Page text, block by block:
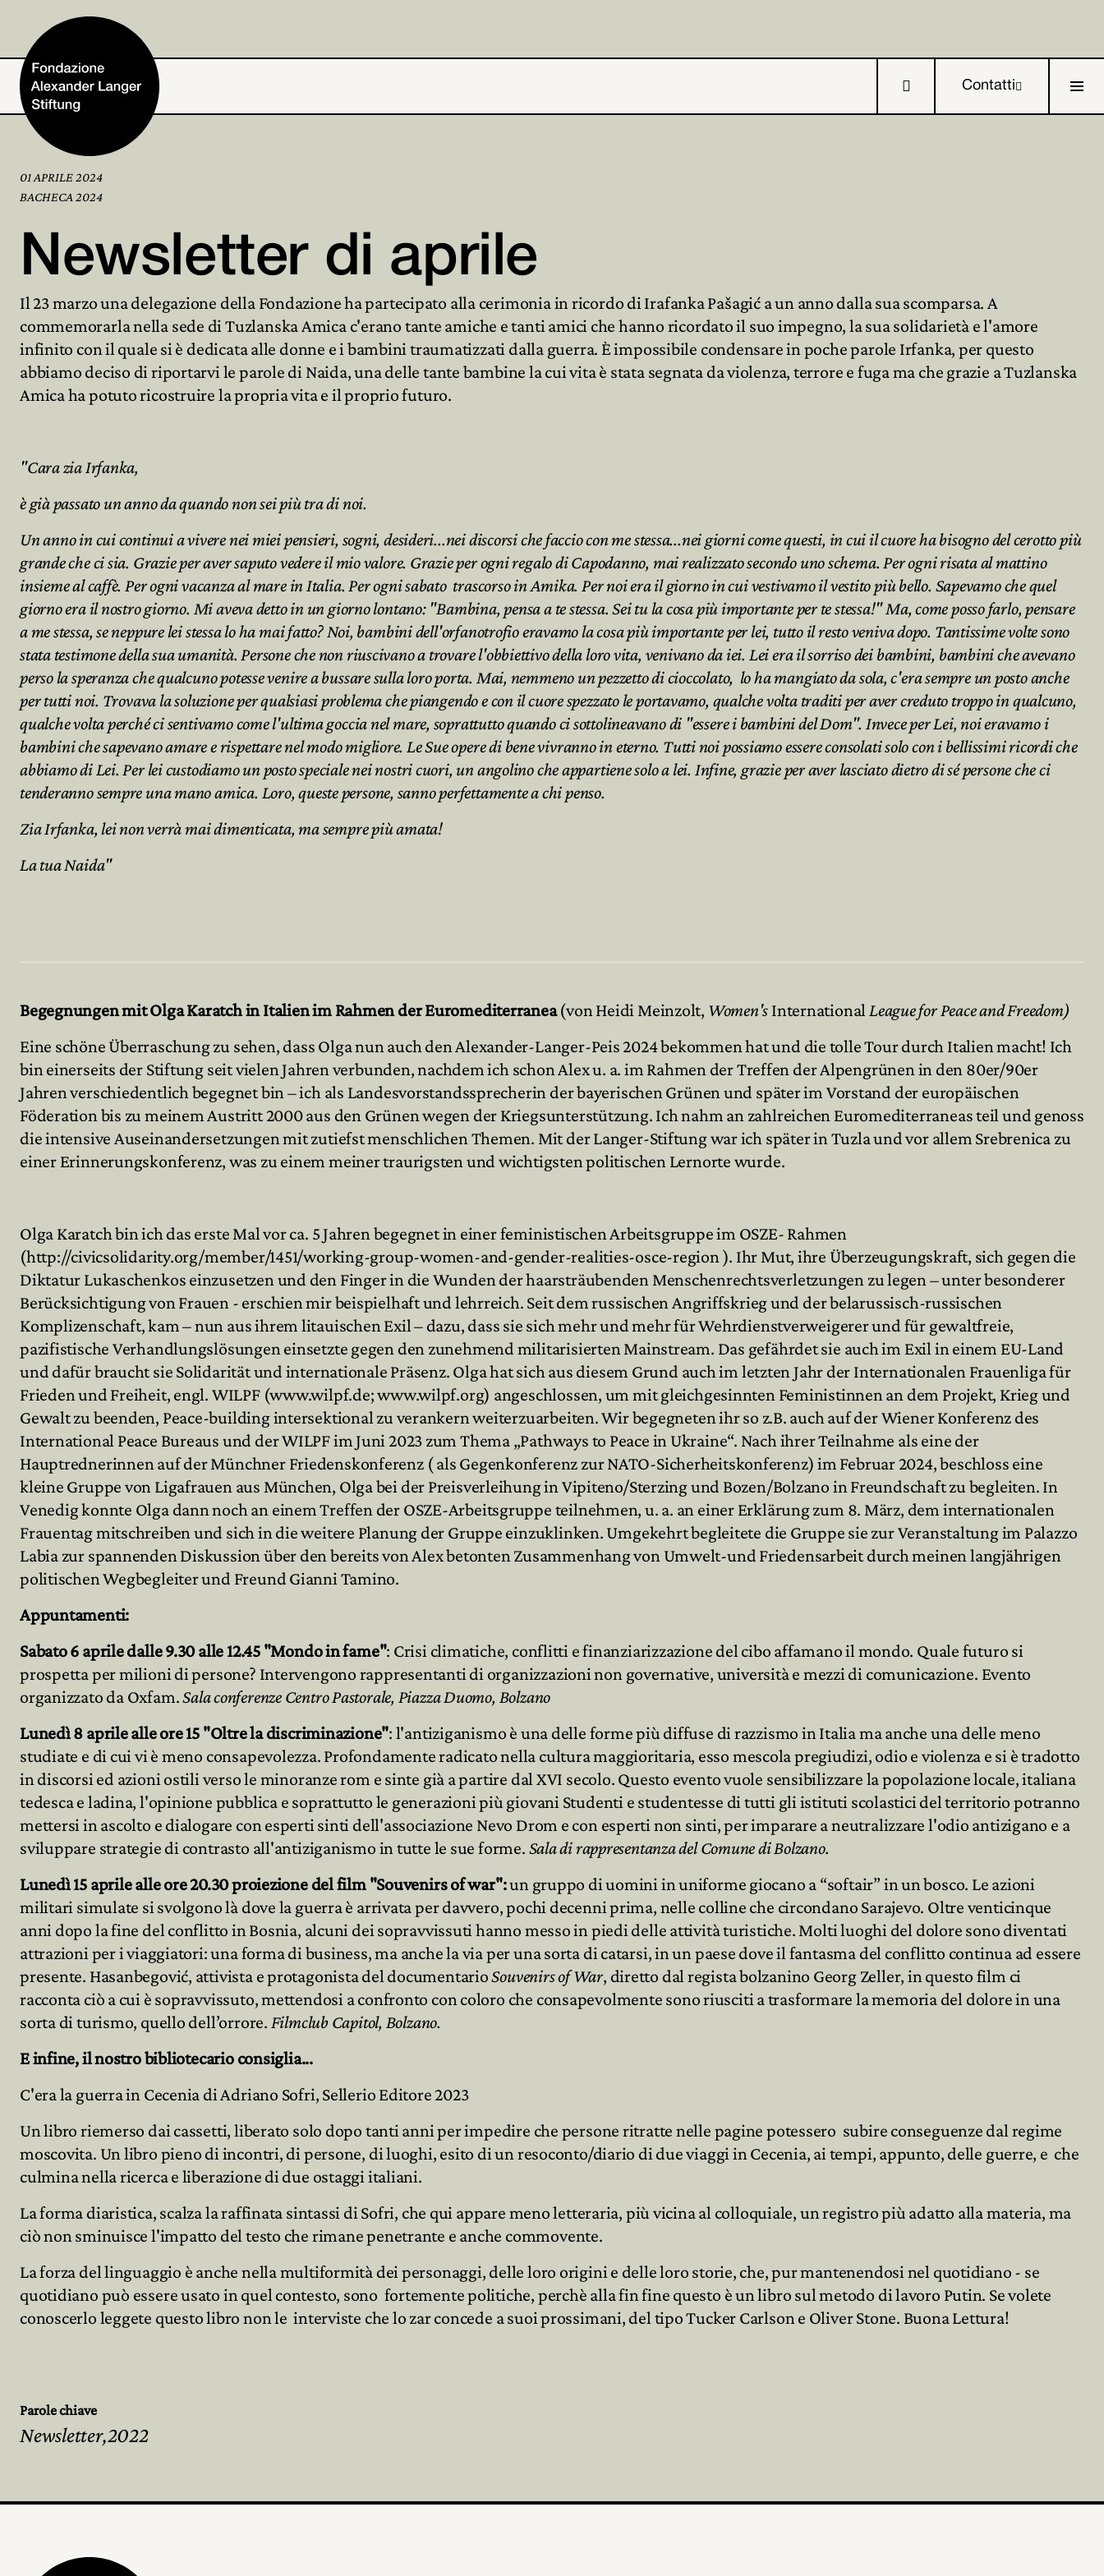
Home
Fondazione
Attività e progetti
Alexander Langer
Partecipa
 Contatti
01 APRILE 2024
BACHECA 2024
Newsletter di aprile
Il 23 marzo una delegazione della Fondazione ha partecipato alla cerimonia in ricordo di Irafanka Pašagić a un anno dalla sua scomparsa. A
commemorarla nella sede di Tuzlanska Amica c'erano tante amiche e tanti amici che hanno ricordato il suo impegno, la sua solidarietà e l'amore
infinito con il quale si è dedicata alle donne e i bambini traumatizzati dalla guerra. È impossibile condensare in poche parole Irfanka, per questo
abbiamo deciso di riportarvi le parole di Naida, una delle tante bambine la cui vita è stata segnata da violenza, terrore e fuga ma che grazie a Tuzlanska
Amica ha potuto ricostruire la propria vita e il proprio futuro.
"Cara zia Irfanka,
è già passato un anno da quando non sei più tra di noi.
Un anno in cui continui a vivere nei miei pensieri, sogni, desideri...nei discorsi che faccio con me stessa...nei giorni come questi, in cui il cuore ha bisogno del cerotto più
grande che ci sia. Grazie per aver saputo vedere il mio valore. Grazie per ogni regalo di Capodanno, mai realizzato secondo uno schema. Per ogni risata al mattino
insieme al caffè. Per ogni vacanza al mare in Italia. Per ogni sabato trascorso in Amika. Per noi era il giorno in cui vestivamo il vestito più bello. Sapevamo che quel
giorno era il nostro giorno. Mi aveva detto in un giorno lontano: "Bambina, pensa a te stessa. Sei tu la cosa più importante per te stessa!" Ma, come posso farlo, pensare
a me stessa, se neppure lei stessa lo ha mai fatto? Noi, bambini dell'orfanotrofio eravamo la cosa più importante per lei, tutto il resto veniva dopo. Tantissime volte sono
stata testimone della sua umanità. Persone che non riuscivano a trovare l'obbiettivo della loro vita, venivano da iei. Lei era il sorriso dei bambini, bambini che avevano
perso la speranza che qualcuno potesse venire a bussare sulla loro porta. Mai, nemmeno un pezzetto di cioccolato, lo ha mangiato da sola, c'era sempre un posto anche
per tutti noi. Trovava la soluzione per qualsiasi problema che piangendo e con il cuore spezzato le portavamo, qualche volta traditi per aver creduto troppo in qualcuno,
qualche volta perché ci sentivamo come l'ultima goccia nel mare, soprattutto quando ci sottolineavano di "essere i bambini del Dom". Invece per Lei, noi eravamo i
bambini che sapevano amare e rispettare nel modo migliore. Le Sue opere di bene vivranno in eterno. Tutti noi possiamo essere consolati solo con i bellissimi ricordi che
abbiamo di Lei. Per lei custodiamo un posto speciale nei nostri cuori, un angolino che appartiene solo a lei. Infine, grazie per aver lasciato dietro di sé persone che ci
tenderanno sempre una mano amica. Loro, queste persone, sanno perfettamente a chi penso.
Zia Irfanka, lei non verrà mai dimenticata, ma sempre più amata!
La tua Naida"
Begegnungen mit Olga Karatch in Italien im Rahmen der Euromediterranea(von Heidi Meinzolt, Women's InternationalLeague for Peace and Freedom)
Eine schöne Überraschung zu sehen, dass Olga nun auch den Alexander-Langer-Peis 2024 bekommen hat und die tolle Tour durch Italien macht! Ich
bin einerseits der Stiftung seit vielen Jahren verbunden, nachdem ich schon Alex u. a. im Rahmen der Treffen der Alpengrünen in den 80er/90er
Jahren verschiedentlich begegnet bin – ich als Landesvorstandssprecherin der bayerischen Grünen und später im Vorstand der europäischen
Föderation bis zu meinem Austritt 2000 aus den Grünen wegen der Kriegsunterstützung. Ich nahm an zahlreichen Euromediterraneas teil und genoss
die intensive Auseinandersetzungen mit zutiefst menschlichen Themen. Mit der Langer-Stiftung war ich später in Tuzla und vor allem Srebrenica zu
einer Erinnerungskonferenz, was zu einem meiner traurigsten und wichtigsten politischen Lernorte wurde.
Olga Karatch bin ich das erste Mal vor ca. 5 Jahren begegnet in einer feministischen Arbeitsgruppe im OSZE- Rahmen
(http://civicsolidarity.org/member/1451/working-group-women-and-gender-realities-osce-region ). Ihr Mut, ihre Überzeugungskraft, sich gegen die
Diktatur Lukaschenkos einzusetzen und den Finger in die Wunden der haarsträubenden Menschenrechtsverletzungen zu legen – unter besonderer
Berücksichtigung von Frauen - erschien mir beispielhaft und lehrreich. Seit dem russischen Angriffskrieg und der belarussisch-russischen
Komplizenschaft, kam – nun aus ihrem litauischen Exil – dazu, dass sie sich mehr und mehr für Wehrdienstverweigerer und für gewaltfreie,
pazifistische Verhandlungslösungen einsetzte gegen den zunehmend militarisierten Mainstream. Das gefährdet sie auch im Exil in einem EU-Land
und dafür braucht sie Solidarität und internationale Präsenz. Olga hat sich aus diesem Grund auch im letzten Jahr der Internationalen Frauenliga für
Frieden und Freiheit, engl. WILPF (www.wilpf.de; www.wilpf.org) angeschlossen, um mit gleichgesinnten Feministinnen an dem Projekt, Krieg und
Gewalt zu beenden, Peace-building intersektional zu verankern weiterzuarbeiten. Wir begegneten ihr so z.B. auch auf der Wiener Konferenz des
International Peace Bureaus und der WILPF im Juni 2023 zum Thema „Pathways to Peace in Ukraine“. Nach ihrer Teilnahme als eine der
Hauptrednerinnen auf der Münchner Friedenskonferenz ( als Gegenkonferenz zur NATO-Sicherheitskonferenz) im Februar 2024, beschloss eine
kleine Gruppe von Ligafrauen aus München, Olga bei der Preisverleihung in Vipiteno/Sterzing und Bozen/Bolzano in Freundschaft zu begleiten. In
Venedig konnte Olga dann noch an einem Treffen der OSZE-Arbeitsgruppe teilnehmen, u. a. an einer Erklärung zum 8. März, dem internationalen
Frauentag mitschreiben und sich in die weitere Planung der Gruppe einzuklinken. Umgekehrt begleitete die Gruppe sie zur Veranstaltung im Palazzo
Labia zur spannenden Diskussion über den bereits von Alex betonten Zusammenhang von Umwelt-und Friedensarbeit durch meinen langjährigen
politischen Wegbegleiter und Freund Gianni Tamino.
Appuntamenti:
Sabato 6 aprile dalle 9.30 alle 12.45 "Mondo in fame": Crisi climatiche, conflitti e finanziarizzazione del cibo affamano il mondo. Quale futuro si
prospetta per milioni di persone? Intervengono rappresentanti di organizzazioni non governative, università e mezzi di comunicazione. Evento
organizzato da Oxfam.Sala conferenze Centro Pastorale, Piazza Duomo, Bolzano
Lunedì 8 aprile alle ore 15 "Oltre la discriminazione": l'antiziganismo è una delle forme più diffuse di razzismo in Italia ma anche una delle meno
studiate e di cui vi è meno consapevolezza. Profondamente radicato nella cultura maggioritaria, esso mescola pregiudizi, odio e violenza e si è tradotto
in discorsi ed azioni ostili verso le minoranze rom e sinte già a partire dal XVI secolo. Questo evento vuole sensibilizzare la popolazione locale, italiana
tedesca e ladina, l'opinione pubblica e soprattutto le generazioni più giovani Studenti e studentesse di tutti gli istituti scolastici del territorio potranno
mettersi in ascolto e dialogare con esperti sinti dell'associazione Nevo Drom e con esperti non sinti, per imparare a neutralizzare l'odio antizigano e a
sviluppare strategie di contrasto all'antiziganismo in tutte le sue forme. Sala di rappresentanza del Comune di Bolzano.
Lunedì 15 aprile alle ore 20.30 proiezione del film "Souvenirs of war":un gruppo di uomini in uniforme giocano a “softair” in un bosco. Le azioni
militari simulate si svolgono là dove la guerra è arrivata per davvero, pochi decenni prima, nelle colline che circondano Sarajevo. Oltre venticinque
anni dopo la fine del conflitto in Bosnia, alcuni dei sopravvissuti hanno messo in piedi delle attività turistiche. Molti luoghi del dolore sono diventati
attrazioni per i viaggiatori: una forma di business, ma anche la via per una sorta di catarsi, in un paese dove il fantasma del conflitto continua ad essere
presente. Hasanbegović, attivista e protagonista del documentarioSouvenirs of War, diretto dal regista bolzanino Georg Zeller, in questo film ci
racconta ciò a cui è sopravvissuto, mettendosi a confronto con coloro che consapevolmente sono riusciti a trasformare la memoria del dolore in una
sorta di turismo, quello dell’orrore. Filmclub Capitol, Bolzano.
E infine, il nostro bibliotecario consiglia...
C'era la guerra in Cecenia di Adriano Sofri, Sellerio Editore 2023
Un libro riemerso dai cassetti, liberato solo dopo tanti anni per impedire che persone ritratte nelle pagine potessero subire conseguenze dal regime
moscovita. Un libro pieno di incontri, di persone, di luoghi, esito di un resoconto/diario di due viaggi in Cecenia, ai tempi, appunto, delle guerre, e che
culmina nella ricerca e liberazione di due ostaggi italiani.
La forma diaristica, scalza la raffinata sintassi di Sofri, che qui appare meno letteraria, più vicina al colloquiale, un registro più adatto alla materia, ma
ciò non sminuisce l'impatto del testo che rimane penetrante e anche commovente.
La forza del linguaggio è anche nella multiformità dei personaggi, delle loro origini e delle loro storie, che, pur mantenendosi nel quotidiano - se
quotidiano può essere usato in quel contesto, sono fortemente politiche, perchè alla fin fine questo è un libro sul metodo di lavoro Putin. Se volete
conoscerlo leggete questo libro non le interviste che lo zar concede a suoi prossimani, del tipo Tucker Carlson e Oliver Stone. Buona Lettura!
Parole chiave
Newsletter,2022